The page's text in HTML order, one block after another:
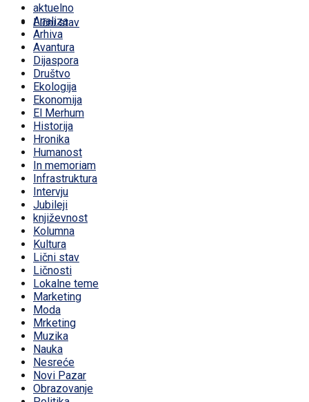
Lični stav
aktuelno
Analiza
Arhiva
Avantura
Dijaspora
Društvo
Ekologija
Ekonomija
El Merhum
Historija
Hronika
Humanost
In memoriam
Infrastruktura
Intervju
Jubileji
književnost
Kolumna
Kultura
Lični stav
Ličnosti
Lokalne teme
Marketing
Moda
Mrketing
Muzika
Nauka
Nesreće
Novi Pazar
Obrazovanje